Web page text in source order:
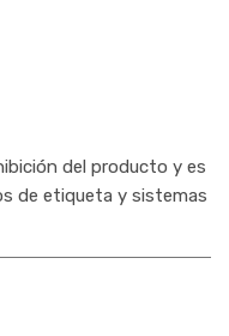
del producto y es
de etiqueta y sistemas